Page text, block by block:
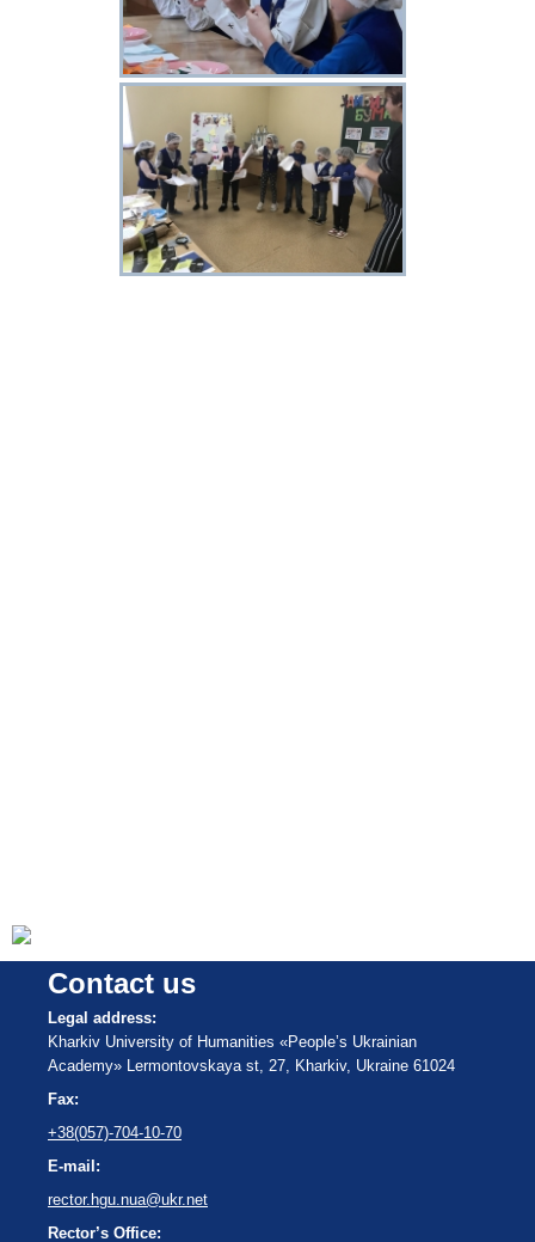
Contact us
Legal address:
Kharkiv University of Humanities «People’s Ukrainian
Academy» Lermontovskaya st, 27, Kharkiv, Ukraine 61024
Fax:
+38(057)-704-10-70
E-mail:
rector.hgu.nua@ukr.net
Rector’s Office: